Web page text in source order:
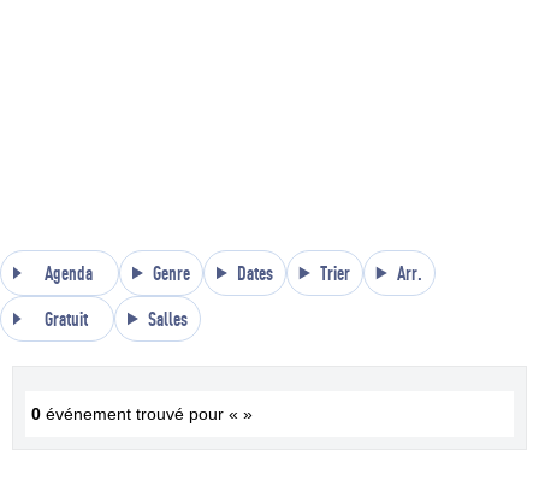
Agenda Genre Dates Trier Arr.
Gratuit Salles
0 événement trouvé pour « »